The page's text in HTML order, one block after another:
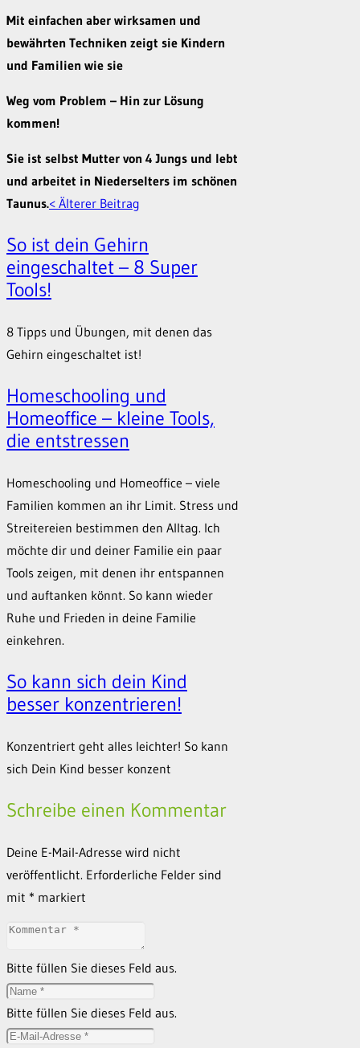
Mit einfachen aber wirksamen und
bewährten Techniken zeigt sie Kindern
und Familien wie sie
Weg vom Problem – Hin zur Lösung
kommen!
Sie ist selbst Mutter von 4 Jungs und lebt
und arbeitet in Niederselters im schönen
Taunus.< Älterer Beitrag
So ist dein Gehirn
eingeschaltet – 8 Super
Tools!
8 Tipps und Übungen, mit denen das
Gehirn eingeschaltet ist!
Homeschooling und
Homeoffice – kleine Tools,
die entstressen
Homeschooling und Homeoffice – viele
Familien kommen an ihr Limit. Stress und
Streitereien bestimmen den Alltag. Ich
möchte dir und deiner Familie ein paar
Tools zeigen, mit denen ihr entspannen
und auftanken könnt. So kann wieder
Ruhe und Frieden in deine Familie
einkehren.
So kann sich dein Kind
besser konzentrieren!
Konzentriert geht alles leichter! So kann
sich Dein Kind besser konzent
Schreibe einen Kommentar
Deine E-Mail-Adresse wird nicht
veröffentlicht. Erforderliche Felder sind
mit * markiert
Bitte füllen Sie dieses Feld aus.
Bitte füllen Sie dieses Feld aus.